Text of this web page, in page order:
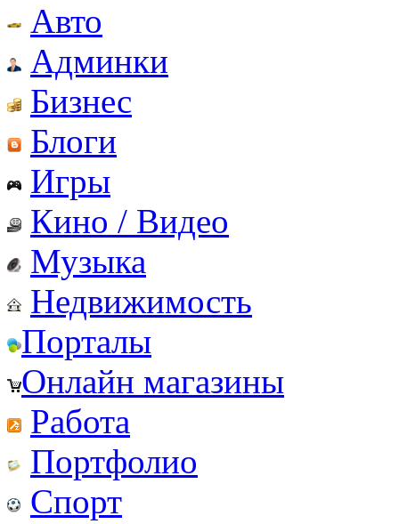
Авто
Админки
Бизнес
Блоги
Игры
Кино / Видео
Музыка
Недвижимость
Порталы
Онлайн магазины
Работа
Портфолио
Спорт